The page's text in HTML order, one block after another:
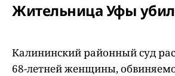
Жительница Уфы
Калининский районный суд
68-летней женщины,